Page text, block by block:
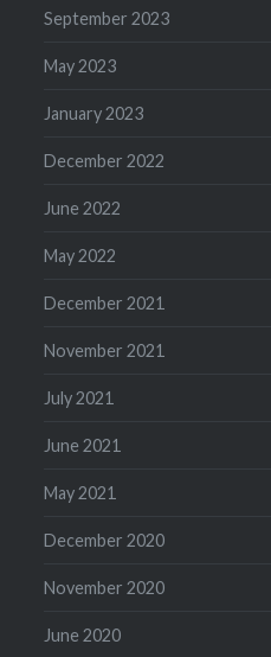
September 2023
May 2023
January 2023
December 2022
June 2022
May 2022
December 2021
November 2021
July 2021
June 2021
May 2021
December 2020
November 2020
June 2020